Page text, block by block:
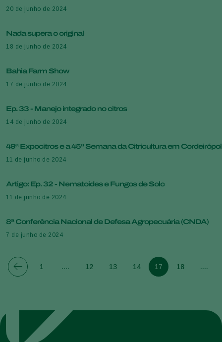
20 de junho de 2024
Nada supera o original
18 de junho de 2024
Bahia Farm Show
17 de junho de 2024
Ep. 33 - Manejo integrado no citros
14 de junho de 2024
49ª Expocitros e a 45ª Semana da Citricultura em
11 de junho de 2024
Artigo: Ep. 32 - Nematoides e Fungos de Solo
11 de junho de 2024
8ª Conferência Nacional de Defesa Agropecuária (CNDA)
7 de junho de 2024
1 .... 12 13 14 17 18 ....